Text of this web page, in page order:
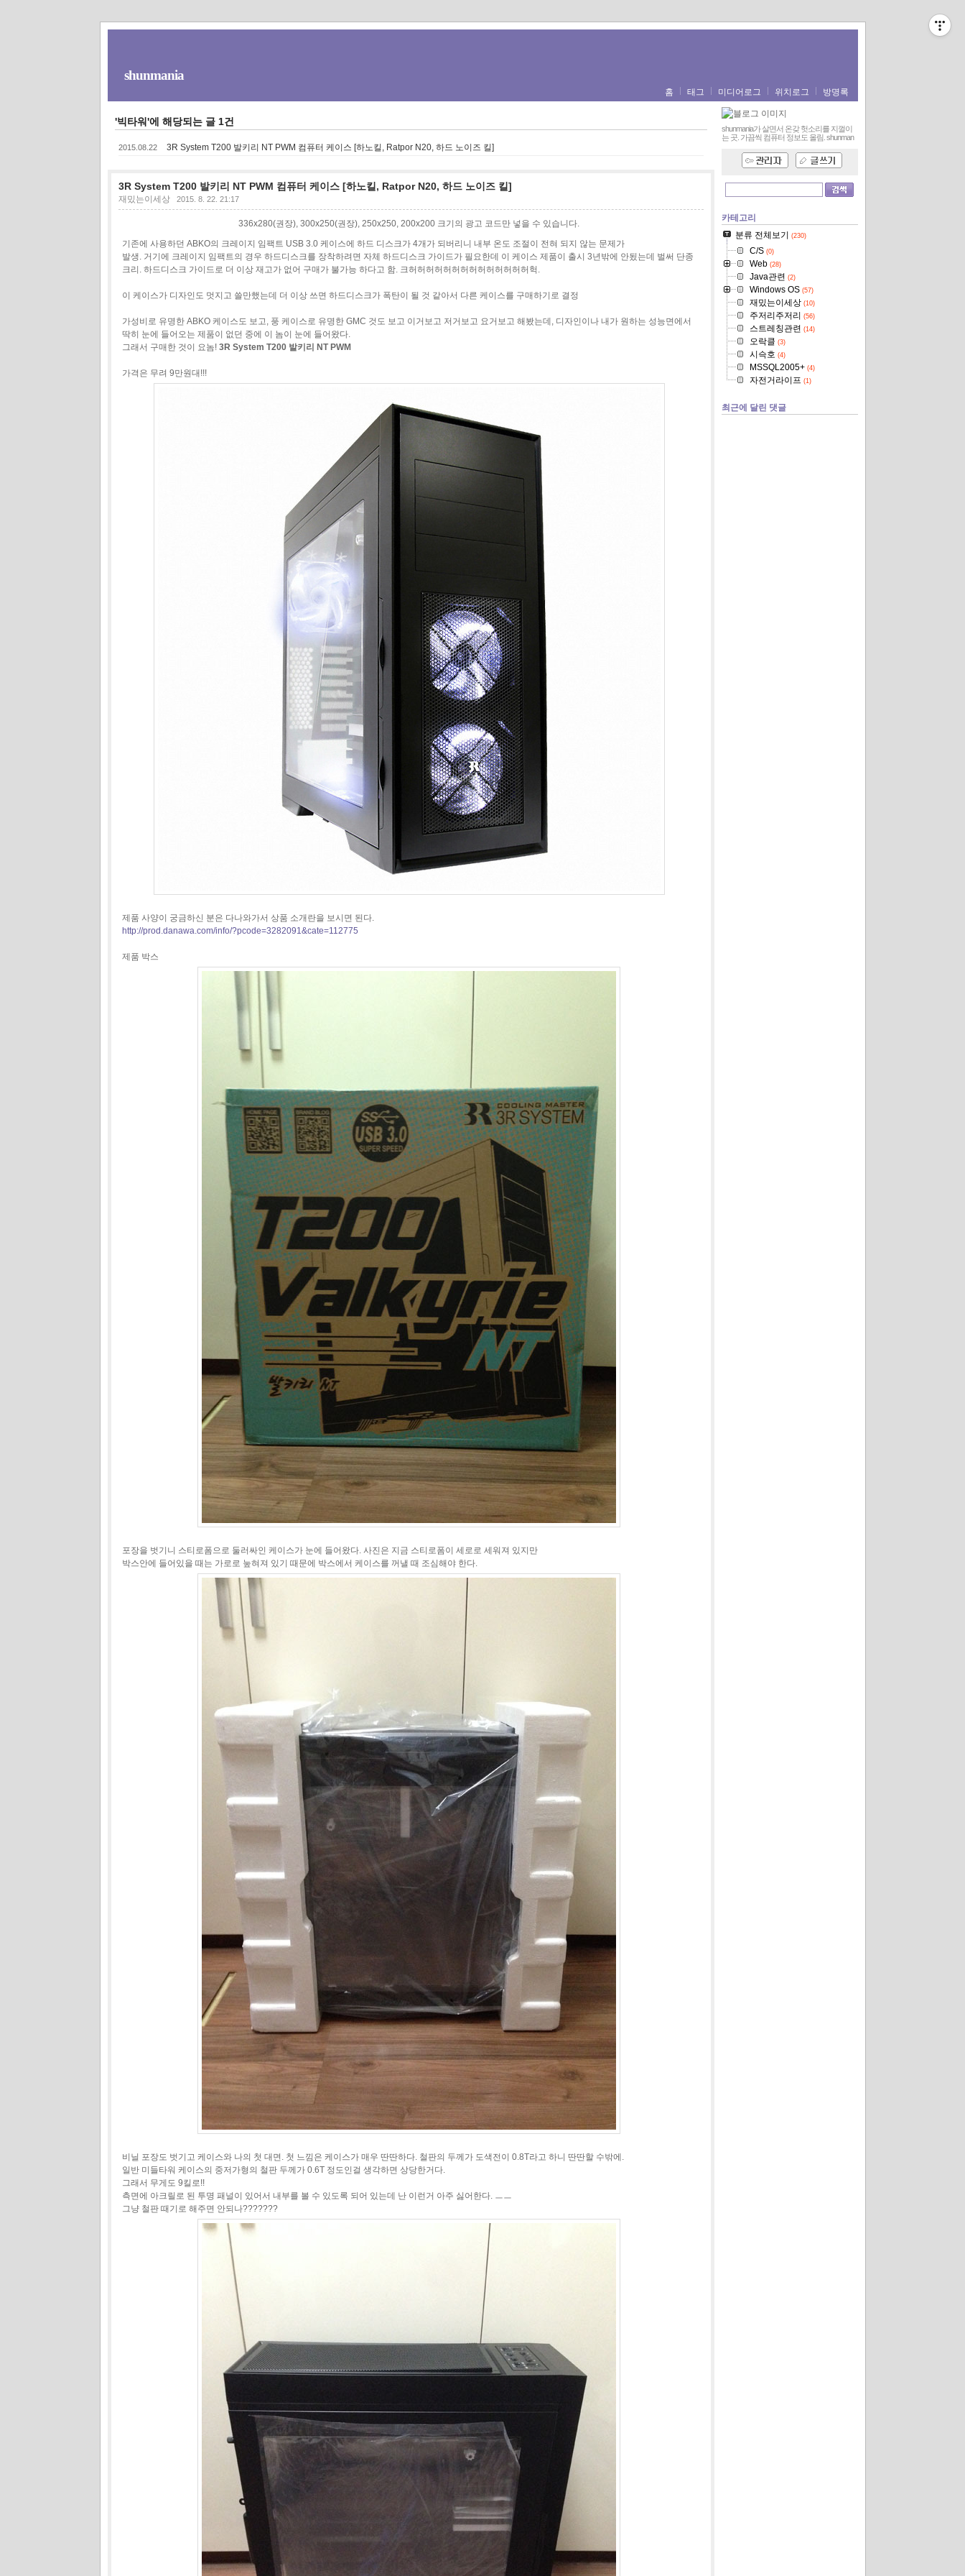
shunmania
홈 태그 미디어로그 위치로그 방명록
'빅타워'에 해당되는 글 1건
2015.08.22 3R System T200 발키리 NT PWM 컴퓨터 케이스 [하노킬, Ratpor N20, 하드 노이즈 킬]
3R System T200 발키리 NT PWM 컴퓨터 케이스 [하노킬, Ratpor N20, 하드 노이즈 킬]
재밌는이세상 2015. 8. 22. 21:17
336x280(권장), 300x250(권장), 250x250, 200x200 크기의 광고 코드만 넣을 수 있습니다.
기존에 사용하던 ABKO의 크레이지 임팩트 USB 3.0 케이스에 하드 디스크가 4개가 되버리니 내부 온도 조절이 전혀 되지 않는 문제가
발생. 거기에 크레이지 임팩트의 경우 하드디스크를 장착하려면 자체 하드디스크 가이드가 필요한데 이 케이스 제품이 출시 3년밖에 안됬는데 벌써 단종
크리. 하드디스크 가이드로 더 이상 재고가 없어 구매가 불가능 하다고 함. 크허허허허허허허허허허허허허허헉.
이 케이스가 디자인도 멋지고 쓸만했는데 더 이상 쓰면 하드디스크가 폭탄이 될 것 같아서 다른 케이스를 구매하기로 결정
가성비로 유명한 ABKO 케이스도 보고, 풍 케이스로 유명한 GMC 것도 보고 이거보고 저거보고 요거보고 해봤는데, 디자인이나 내가 원하는 성능면에서
딱히 눈에 들어오는 제품이 없던 중에 이 놈이 눈에 들어왔다.
그래서 구매한 것이 요놈!3R System T200 발키리 NT PWM
가격은 무려 9만원대!!!
제품 사양이 궁금하신 분은 다나와가서 상품 소개란을 보시면 된다.
http://prod.danawa.com/info/?pcode=3282091&cate=112775
제품 박스
포장을 벗기니 스티로폼으로 둘러싸인 케이스가 눈에 들어왔다. 사진은 지금 스티로폼이 세로로 세워져 있지만
박스안에 들어있을 때는 가로로 눞혀져 있기 때문에 박스에서 케이스를 꺼낼 때 조심해야 한다.
비닐 포장도 벗기고 케이스와 나의 첫 대면. 첫 느낌은 케이스가 매우 딴딴하다. 철판의 두께가 도색전이 0.8T라고 하니 딴딴할 수밖에.
일반 미들타워 케이스의 중저가형의 철판 두께가 0.6T 정도인걸 생각하면 상당한거다.
그래서 무게도 9킬로!!
측면에 아크릴로 된 투명 패널이 있어서 내부를 볼 수 있도록 되어 있는데 난 이런거 아주 싫어한다. ㅡㅡ
그냥 철판 때기로 해주면 안되나???????
shunmania가 살면서 온갖 헛소리를 지껄이
는 곳. 가끔씩 컴퓨터 정보도 올림. shunman
카테고리
분류 전체보기
(230)
C/S(0)
Web(28)
Java관련 (2)
Windows OS(57)
재밌는이세상(10)
주저리주저리 (56)
스트레칭관련 (14)
오락클 (3)
시슥호 (4)
MSSQL2005+(4)
자전거라이프 (1)
최근에 달린 댓글